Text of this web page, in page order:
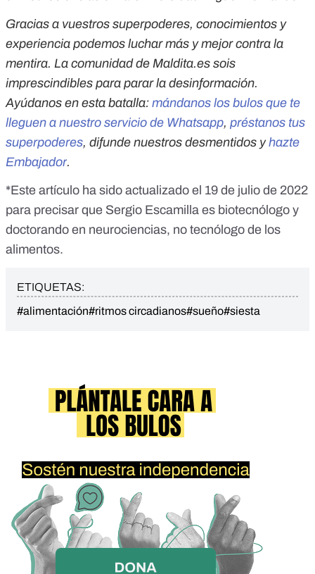
Gracias a vuestros superpoderes, conocimientos y
experiencia podemos luchar más y mejor contra la
mentira. La comunidad de Maldita.es sois
imprescindibles para parar la desinformación.
Ayúdanos en esta batalla: mándanos los bulos que te
lleguen a nuestro servicio de Whatsapp, préstanos tus
superpoderes, difunde nuestros desmentidos y hazte
Embajador.
*Este artículo ha sido actualizado el 19 de julio de 2022
para precisar que Sergio Escamilla es biotecnólogo y
doctorando en neurociencias, no tecnólogo de los
alimentos.
ETIQUETAS:
#alimentación#ritmos circadianos#sueño#siesta